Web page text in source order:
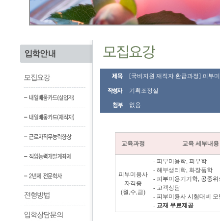
[국비지원 재직자 환급과정] 피부
기획조정실
없음
교육과정 교육 세부내용
피부미용사
자격증
(월,수,금)
- 피부미용학, 피부학
- 해부생리학, 화장품학
- 피부미용기기학, 공중
- 고객상담
- 피부미용사 시험대비 모
- 교재 무료제공